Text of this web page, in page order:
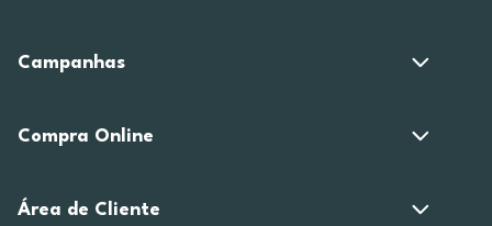
Campanhas
Compra Online
Área de Cliente